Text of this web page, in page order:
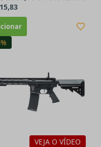
VEJA O VÍDEO